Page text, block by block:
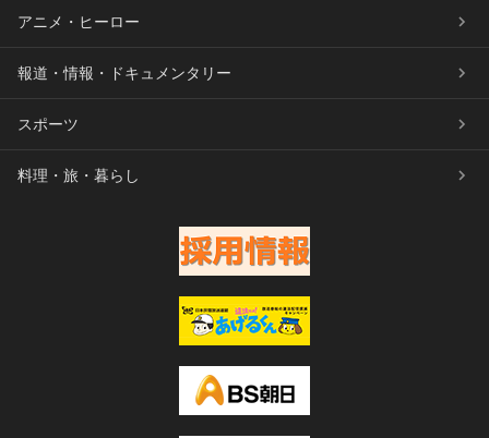
アニメ・ヒーロー
報道・情報・ドキュメンタリー
スポーツ
料理・旅・暮らし